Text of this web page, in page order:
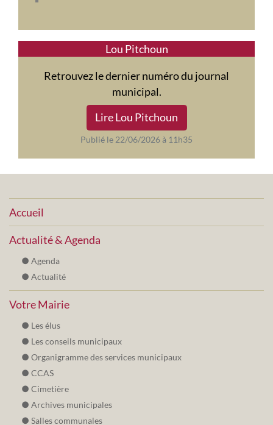
Lou Pitchoun
Retrouvez le dernier numéro du journal
municipal.
Lire Lou Pitchoun
Publié le 22/06/2026 à 11h35
Accueil
Actualité & Agenda
Agenda
Actualité
Votre Mairie
Les élus
Les conseils municipaux
Organigramme des services municipaux
CCAS
Cimetière
Archives municipales
Salles communales